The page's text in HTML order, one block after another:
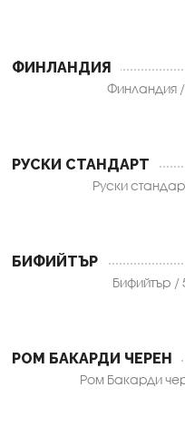
ФИНЛАНДИЯ
Финландия /
РУСКИ СТАНДАРТ
Руски
БИФИЙТЪР
Бифийтър /
РОМ БАКАРДИ ЧЕРЕН
Ром Бакарди